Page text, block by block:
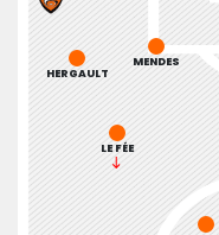
HERGAULT
MENDES
LE FÉE